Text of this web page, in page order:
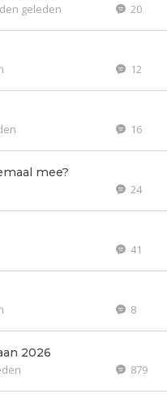
geleden 20
12
16
mee?
24
41
8
2026
879